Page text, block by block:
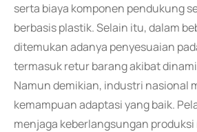
serta biaya komponen pendukung
berbasis plastik. Selain itu, dalam
ditemukan adanya penyesuaian
termasuk retur barang akibat
Namun demikian, industri nasional
kemampuan adaptasi yang baik.
menjaga keberlangsungan